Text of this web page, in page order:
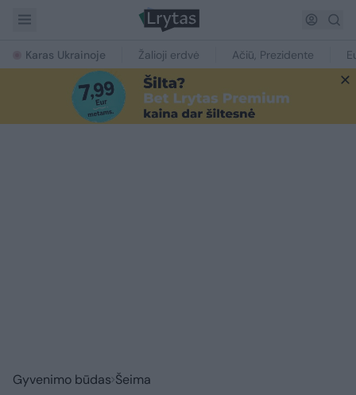
Karas Ukrainoje Žalioji erdvė Ačiū, Prezidente
Gyvenimo būdas Šeima